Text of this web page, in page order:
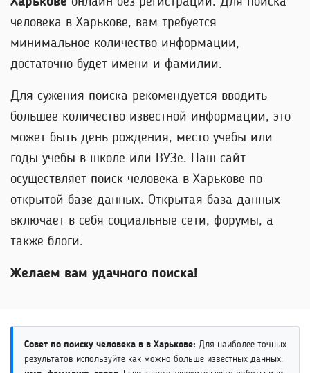
человека в Харькове, вам требуется
минимальное количество информации,
достаточно будет имени и фамилии.
Для сужения поиска рекомендуется вводить
большее количество известной информации, это
может быть день рождения, место учебы или
годы учебы в школе или ВУЗе. Наш сайт
осуществляет поиск человека в Харькове по
открытой базе данных. Открытая база данных
включает в себя социальные сети, форумы, а
также блоги.
Желаем вам удачного поиска!
Совет по поиску человека в в Харькове: Для наиболее точных
результатов используйте как можно больше известных данных: